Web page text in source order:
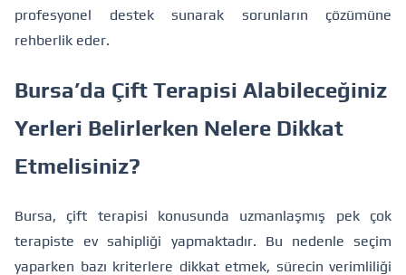
profesyonel destek sunarak sorunların çözümüne
rehberlik eder.
Bursa’da Çift Terapisi Alabileceğiniz
Yerleri Belirlerken Nelere Dikkat
Etmelisiniz?
Bursa, çift terapisi konusunda uzmanlaşmış pek çok
terapiste ev sahipliği yapmaktadır. Bu nedenle seçim
yaparken bazı kriterlere dikkat etmek, sürecin verimliliği